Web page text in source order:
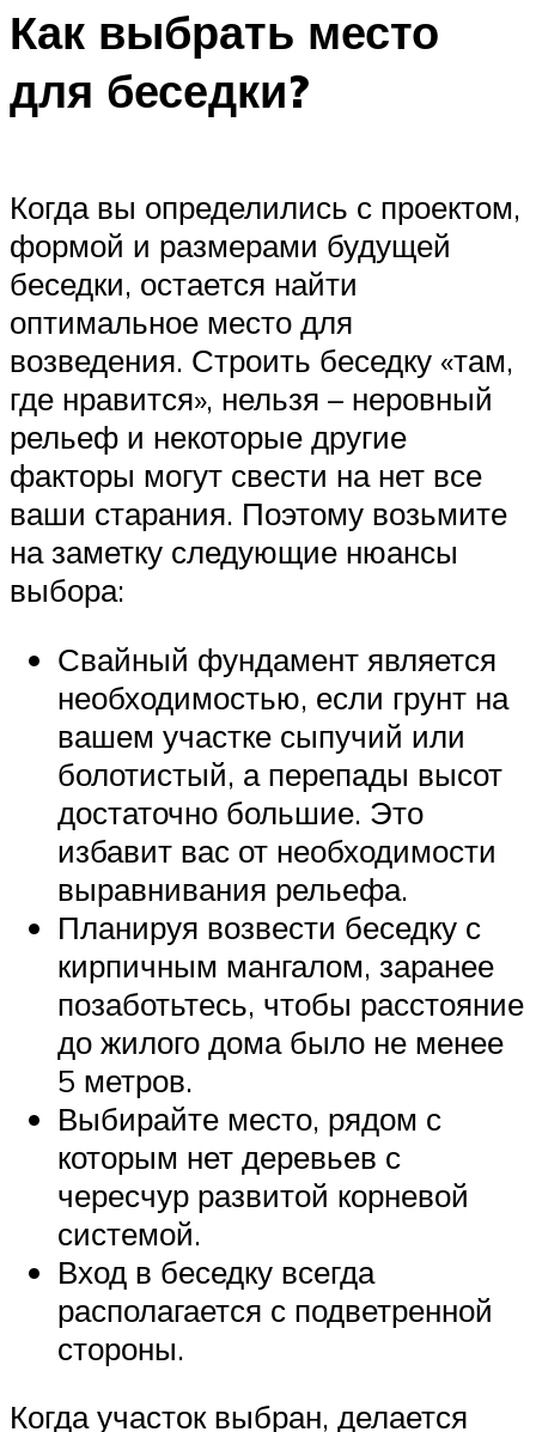
Как выбрать место
для беседки?
Когда вы определились с проектом,
формой и размерами будущей
беседки, остается найти
оптимальное место для
возведения. Строить беседку «там,
где нравится», нельзя – неровный
рельеф и некоторые другие
факторы могут свести на нет все
ваши старания. Поэтому возьмите
на заметку следующие нюансы
выбора:
Свайный фундамент является
необходимостью, если грунт на
вашем участке сыпучий или
болотистый, а перепады высот
достаточно большие. Это
избавит вас от необходимости
выравнивания рельефа.
Планируя возвести беседку с
кирпичным мангалом, заранее
позаботьтесь, чтобы расстояние
до жилого дома было не менее
5 метров.
Выбирайте место, рядом с
которым нет деревьев с
чересчур развитой корневой
системой.
Вход в беседку всегда
располагается с подветренной
стороны.
Когда участок выбран, делается